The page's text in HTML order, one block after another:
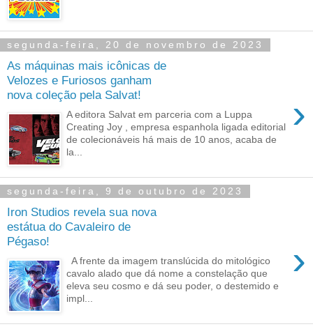
segunda-feira, 20 de novembro de 2023
As máquinas mais icônicas de
Velozes e Furiosos ganham
nova coleção pela Salvat!
›
A editora Salvat em parceria com a Luppa
Creating Joy , empresa espanhola ligada editorial
de colecionáveis há mais de 10 anos, acaba de
la...
segunda-feira, 9 de outubro de 2023
Iron Studios revela sua nova
estátua do Cavaleiro de
Pégaso!
›
A frente da imagem translúcida do mitológico
cavalo alado que dá nome a constelação que
eleva seu cosmo e dá seu poder, o destemido e
impl...